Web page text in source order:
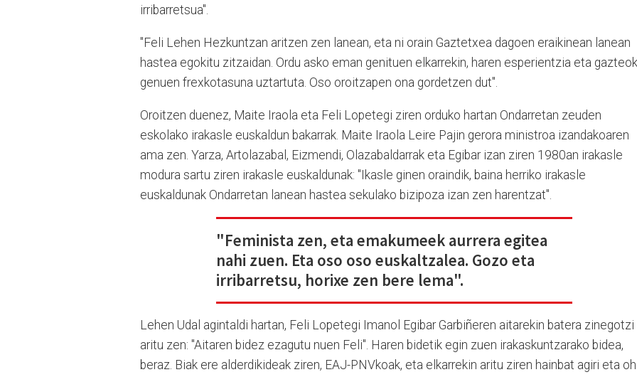
irribarretsua".
"Feli Lehen Hezkuntzan aritzen zen lanean, eta ni orain Gaztetxea dagoen eraikinean lanean
hastea egokitu zitzaidan. Ordu asko eman genituen elkarrekin, haren esperientzia eta gazteok
genuen frexkotasuna uztartuta. Oso oroitzapen ona gordetzen dut".
Oroitzen duenez, Maite Iraola eta Feli Lopetegi ziren orduko hartan Ondarretan zeuden
eskolako irakasle euskaldun bakarrak. Maite Iraola Leire Pajin gerora ministroa izandakoaren
ama zen. Yarza, Artolazabal, Eizmendi, Olazabaldarrak eta Egibar izan ziren 1980an irakasle
modura sartu ziren irakasle euskaldunak: "Ikasle ginen oraindik, baina herriko irakasle
euskaldunak Ondarretan lanean hastea sekulako bizipoza izan zen harentzat".
"Feminista zen, eta emakumeek aurrera egitea
nahi zuen. Eta oso oso euskaltzalea. Gozo eta
irribarretsu, horixe zen bere lema".
Lehen Udal agintaldi hartan, Feli Lopetegi Imanol Egibar Garbiñeren aitarekin batera zinegotzi
aritu zen: "Aitaren bidez ezagutu nuen Feli". Haren bidetik egin zuen irakaskuntzarako bidea,
beraz. Biak ere alderdikideak ziren, EAJ-PNVkoak, eta elkarrekin aritu ziren hainbat agiri eta